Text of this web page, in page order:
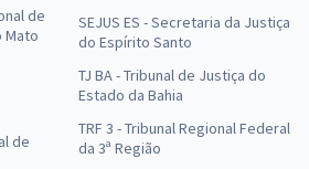
de
Mato
de
SEJUS ES - Secretaria da Justiça
do Espírito Santo
TJ BA - Tribunal de Justiça do
Estado da Bahia
TRF 3 - Tribunal Regional Federal
da 3ª Região